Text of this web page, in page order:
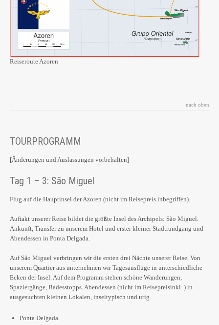
Reiseroute Azoren
nach oben
TOURPROGRAMM
[Änderungen und Auslassungen vorbehalten]
Tag 1 – 3: São Miguel
Flug auf die Hauptinsel der Azoren (nicht im Reisepreis inbegriffen).
Auftakt unserer Reise bildet die größte Insel des Archipels: São Miguel.
Ankunft, Transfer zu unserem Hotel und erster kleiner Stadtrundgang und
Abendessen in Ponta Delgada.
Auf São Miguel verbringen wir die ersten drei Nächte unserer Reise. Von
unserem Quartier aus unternehmen wir Tagesausflüge in unterschiedliche
Ecken der Insel. Auf dem Programm stehen schöne Wanderungen,
Spaziergänge, Badesstopps. Abendessen (nicht im Reisepreisinkl. ) in
ausgesuchten kleinen Lokalen, inseltypisch und urig.
Ponta Delgada